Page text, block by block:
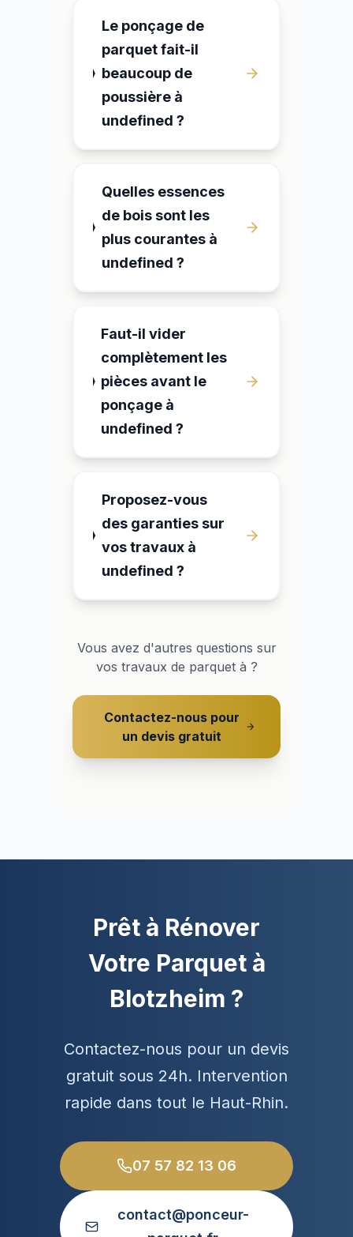
Le ponçage de
parquet fait-il
beaucoup de
poussière à
undefined ?
Quelles essences
de bois sont les
plus courantes à
undefined ?
Faut-il vider
complètement les
pièces avant le
ponçage à
undefined ?
Proposez-vous
des garanties sur
vos travaux à
undefined ?
Vous avez d'autres questions sur
vos travaux de parquet à ?
Contactez-nous pour
un devis gratuit
Prêt à Rénover
Votre Parquet à
Blotzheim ?
Contactez-nous pour un devis
gratuit sous 24h. Intervention
rapide dans tout le Haut-Rhin.
07 57 82 13 06
contact@ponceur-